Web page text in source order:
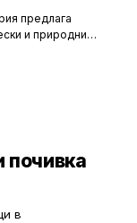
предлага
и природни
почивка
в